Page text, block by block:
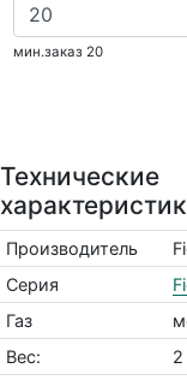
мин.заказ 20
Технические
Производитель
Серия
Газ
Вес:
2